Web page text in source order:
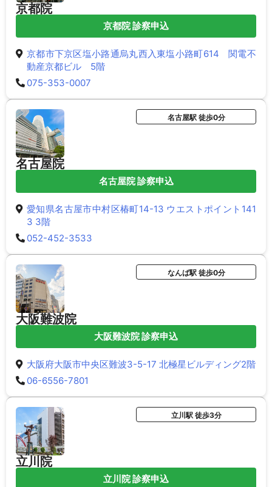
京都院
京都院 診察申込
京都市下京区塩小路通烏丸西入東塩小路町614 関電不
動産京都ビル 5階
075-353-0007
名古屋院
名古屋駅 徒歩0分
名古屋院 診察申込
愛知県名古屋市中村区椿町14-13 ウエストポイント141
3 3階
052-452-3533
大阪難波院
なんば駅 徒歩0分
大阪難波院 診察申込
大阪府大阪市中央区難波3-5-17 北極星ビルディング2階
06-6556-7801
立川院
立川駅 徒歩3分
立川院 診察申込